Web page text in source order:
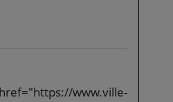
www.ville-